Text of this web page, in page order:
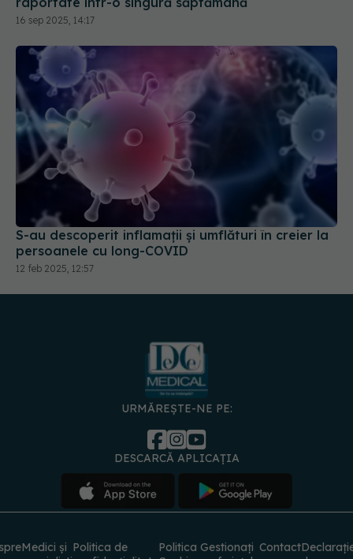
16 sep 2025, 14:17
S-au descoperit inflamaţii și umflături în creier la
persoanele cu long-COVID
12 feb 2025, 12:57
URMĂREȘTE-NE PE:
DESCARCĂ APLICAȚIA
Medici și Politica de
Politica Gestionați Contact